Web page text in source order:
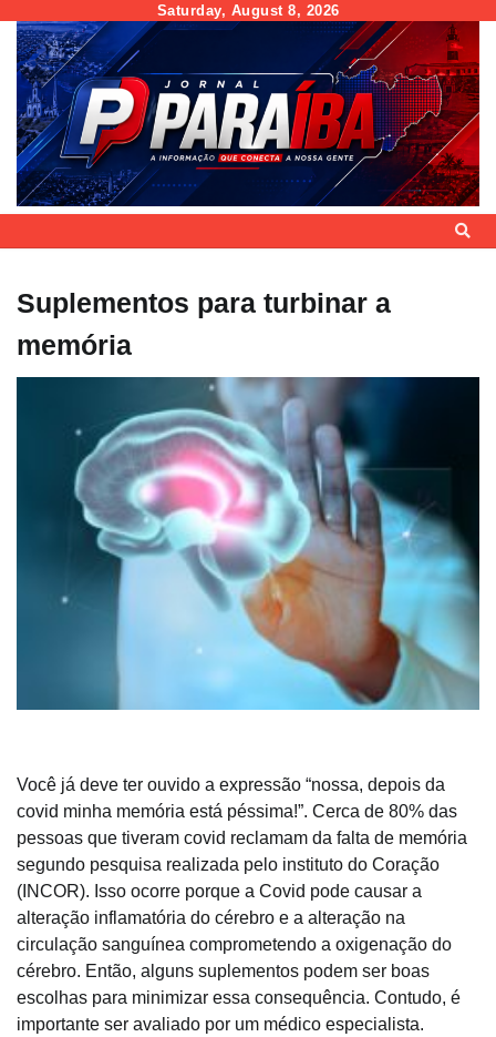
content
Saturday, August 8, 2026
Suplementos para turbinar a
memória
Você já deve ter ouvido a expressão “nossa, depois da
covid minha memória está péssima!”. Cerca de 80% das
pessoas que tiveram covid reclamam da falta de memória
segundo pesquisa realizada pelo instituto do Coração
(INCOR). Isso ocorre porque a Covid pode causar a
alteração inflamatória do cérebro e a alteração na
circulação sanguínea comprometendo a oxigenação do
cérebro. Então, alguns suplementos podem ser boas
escolhas para minimizar essa consequência. Contudo, é
importante ser avaliado por um médico especialista.